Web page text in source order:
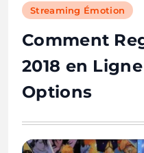
Streaming Émotion
Comment
2018 en
Options